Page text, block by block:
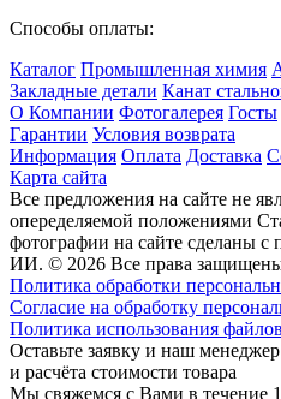
Способы оплаты:
Каталог Промышленная химия
Закладные детали Канат
О Компании Фотогалерея Госты
Гарантии Условия возврата
Информация Оплата Доставка
Карта сайта
Все предложения на сайте не
опеределяемой положениями
фотографии на сайте сделаны с
ИИ. © 2026 Все права
Политика обработки
Согласие на обработку
Политика использования
Оставьте заявку и наш
и расчёта стоимости товара
Мы свяжемся с Вами в течение